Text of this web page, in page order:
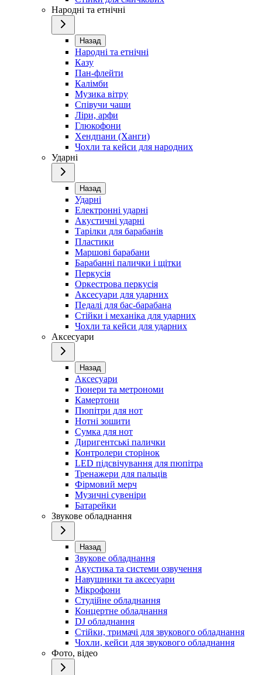
Народні та етнічні
Назад
Народні та етнічні
Казу
Пан-флейти
Калімби
Музика вітру
Співучи чаши
Ліри, арфи
Глюкофони
Хендпани (Ханги)
Чохли та кейси для народних
Ударні
Назад
Ударні
Електронні ударні
Акустичні ударні
Тарілки для барабанів
Пластики
Маршові барабани
Барабанні палички і щітки
Перкусія
Оркестрова перкусія
Аксесуари для ударних
Педалі для бас-барабана
Стійки і механіка для ударних
Чохли та кейси для ударних
Аксесуари
Назад
Аксесуари
Тюнери та метрономи
Камертони
Пюпітри для нот
Нотні зошити
Сумка для нот
Диригентські палички
Контролери сторінок
LED підсвічування для пюпітра
Тренажери для пальців
Фірмовий мерч
Музичні сувеніри
Батарейки
Звукове обладнання
Назад
Звукове обладнання
Акустика та системи озвучення
Навушники та аксесуари
Мікрофони
Студійне обладнання
Концертне обладнання
DJ обладнання
Стійки, тримачі для звукового обладнання
Чохли, кейси для звукового обладнання
Фото, відео